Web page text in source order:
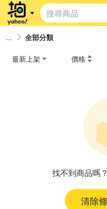
全部分類
最新上架 價格
找不到商品嗎
清除